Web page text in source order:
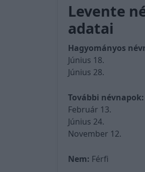
Levente
adatai
Hagyományos
Június 18.
Június 28.
További névnapok:
Február 13.
Június 24.
November 12.
Nem: Férfi